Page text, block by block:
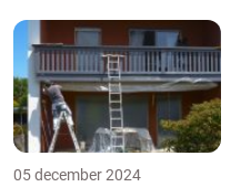
05 december 2024